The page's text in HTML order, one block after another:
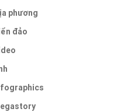
phương
đảo